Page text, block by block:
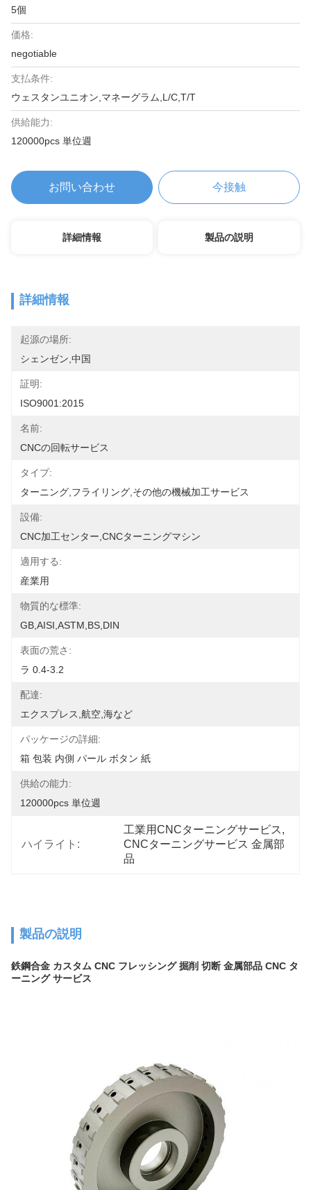
5個
価格:
negotiable
支払条件:
ウェスタンユニオン,マネーグラム,L/C,T/T
供給能力:
120000pcs 単位週
お問い合わせ 今接触
詳細情報 製品の説明
詳細情報
起源の場所:
シェンゼン,中国
証明:
ISO9001:2015
名前:
CNCの回転サービス
タイプ:
ターニング,フライリング,その他の機械加工サービス
設備:
CNC加工センター,CNCターニングマシン
適用する:
産業用
物質的な標準:
GB,AISI,ASTM,BS,DIN
表面の荒さ:
ラ 0.4-3.2
配達:
エクスプレス,航空,海など
パッケージの詳細:
箱 包装 内側 パール ボタン 紙
供給の能力:
120000pcs 単位週
ハイライト:
工業用CNCターニングサービス,
CNCターニングサービス 金属部
品
製品の説明
鉄鋼合金 カスタム CNC フレッシング 掘削 切断 金属部品 CNC タ
ーニング サービス